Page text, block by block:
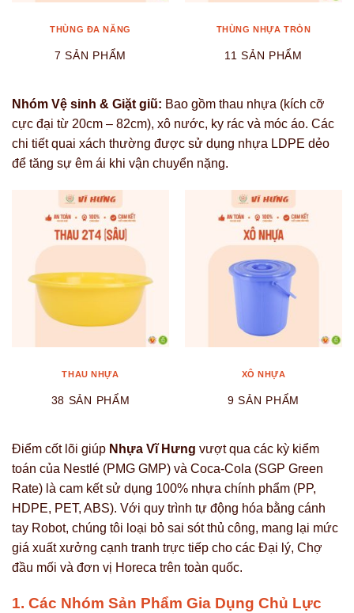
THÙNG ĐA NĂNG
7 SẢN PHẨM
THÙNG NHỰA TRÒN
11 SẢN PHẨM
Nhóm Vệ sinh & Giặt giũ: Bao gồm thau nhựa (kích cỡ
cực đại từ 20cm – 82cm), xô nước, ky rác và móc áo. Các
chi tiết quai xách thường được sử dụng nhựa LDPE dẻo
để tăng sự êm ái khi vận chuyển nặng.
THAU NHỰA
38 SẢN PHẨM
XÔ NHỰA
9 SẢN PHẨM
Điểm cốt lõi giúp Nhựa Vĩ Hưng vượt qua các kỳ kiểm
toán của Nestlé (PMG GMP) và Coca-Cola (SGP Green
Rate) là cam kết sử dụng 100% nhựa chính phẩm (PP,
HDPE, PET, ABS). Với quy trình tự động hóa bằng cánh
tay Robot, chúng tôi loại bỏ sai sót thủ công, mang lại mức
giá xuất xưởng cạnh tranh trực tiếp cho các Đại lý, Chợ
đầu mối và đơn vị Horeca trên toàn quốc.
1. Các Nhóm Sản Phẩm Gia Dụng Chủ Lực